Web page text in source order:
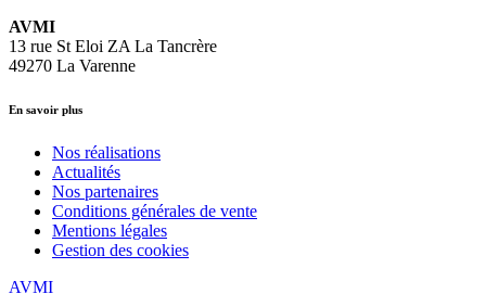
AVMI
13 rue St Eloi ZA La Tancrère
49270 La Varenne
En savoir plus
Nos réalisations
Actualités
Nos partenaires
Conditions générales de vente
Mentions légales
Gestion des cookies
AVMI